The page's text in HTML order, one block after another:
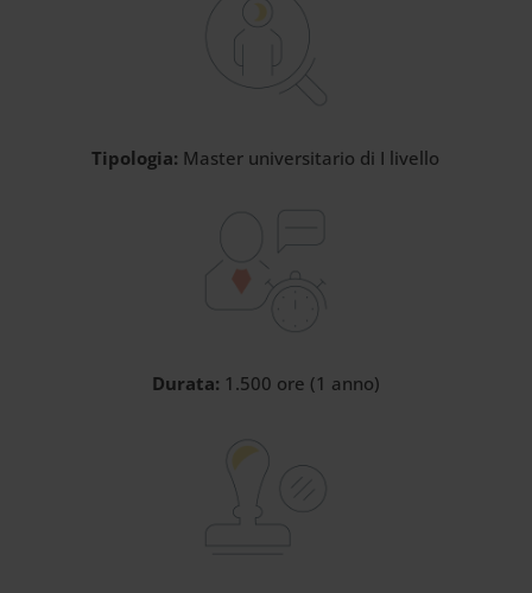
Tipologia: Master universitario di I livello
Durata: 1.500 ore (1 anno)